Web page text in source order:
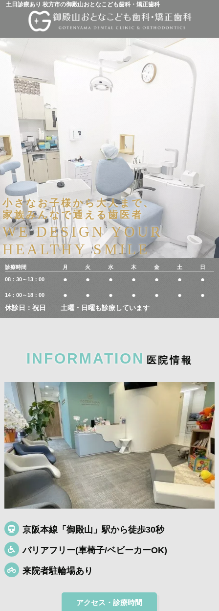
土日診療あり 枚方市の御殿山おとなこども歯科・矯正歯科
小さなお子様から大人まで、
家族みんなで通える歯医者
WE DESIGN YOUR
HEALTHY SMILE
診療時間 月 火 水 木 金 土 日
08：30～13：00 ● ● ● ● ● ● ●
14：00～18：00 ● ● ● ● ● ● ●
休診日：祝日 土曜・日曜も診療しています
INFORMATION 医 院情報
京阪本線「御殿山」駅から徒歩30秒
バリアフリー(車椅子/ベビーカーOK)
来院者駐輪場あり
アクセス・診療時間